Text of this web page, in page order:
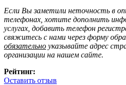
Если Вы заметили неточность в
телефонах, хотите дополнить
услугах, добавить телефон
свяжитесь с нами через форму
обязательно указывайте адрес
организации на нашем сайте.
Рейтинг:
Оставить отзыв